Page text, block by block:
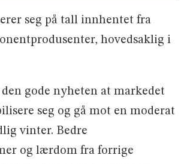
seg på tall innhentet fra
hovedsaklig i
gode nyheten at markedet
seg og gå mot en moderat
vinter. Bedre
og lærdom fra forrige